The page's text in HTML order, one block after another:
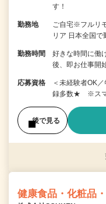
す！
勤務地
ご自宅※フルリ
リア 日本全国で
勤務時間
好きな時間に働
後、即お仕事
応募資格
＜未経験者OK
録多数★ ※スマ
後で見る
健康食品・化粧品